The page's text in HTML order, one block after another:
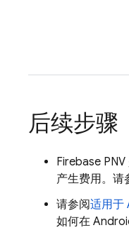
后续步骤
Firebase PNV
产生费用。请
请参阅适用于
如何在